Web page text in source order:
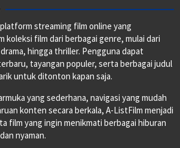
streaming film online yang
koleksi film dari berbagai genre, mulai dari
hingga thriller. Pengguna dapat
tayangan populer, serta berbagai judul
untuk ditonton kapan saja.
yang sederhana, navigasi yang mudah
konten secara berkala, A-ListFilm menjadi
film yang ingin menikmati berbagai hiburan
nyaman.